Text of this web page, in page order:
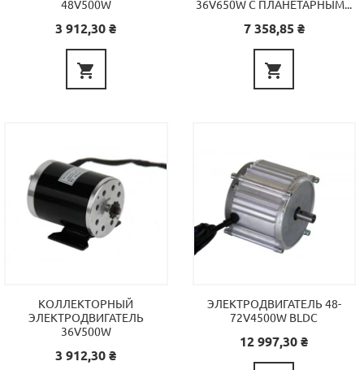
48V500W
Цена
3 912,30 ₴

36V650W С ПЛАНЕТАРНЫМ...
Цена
7 358,85 ₴

КОЛЛЕКТОРНЫЙ
ЭЛЕКТРОДВИГАТЕЛЬ
36V500W
Цена
3 912,30 ₴
ЭЛЕКТРОДВИГАТЕЛЬ 48-
72V4500W BLDC
Цена
12 997,30 ₴